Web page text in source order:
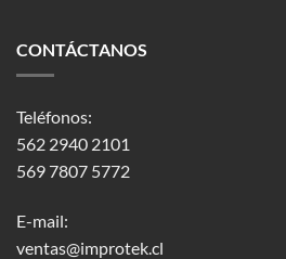
CONTÁCTANOS
Teléfonos:
562 2940 2101
569 7807 5772
E-mail:
ventas@improtek.cl